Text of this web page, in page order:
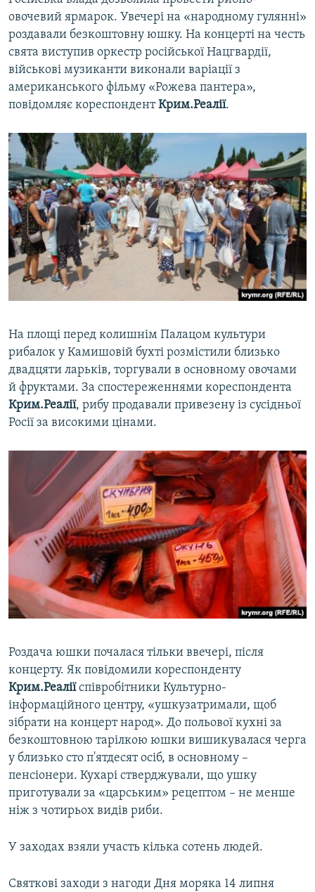
Усі сайти RFE/RL
овочевий ярмарок. Увечері на «народному гулянні»
роздавали безкоштовну юшку. На концерті на честь
свята виступив оркестр російської Нацгвардії,
військові музиканти виконали варіації з
американського фільму «Рожева пантера»,
повідомляє кореспондентКрим.Реалії.
На площі перед колишнім Палацом культури
рибалок у Камишовій бухті розмістили близько
двадцяти ларьків, торгували в основному овочами
й фруктами. За спостереженнями кореспондента
Крим.Реалії, рибу продавали привезену із сусідньої
Росії за високими цінами.
Роздача юшки почалася тільки ввечері, після
концерту. Як повідомили кореспонденту
Крим.Реаліїспівробітники Культурно-
інформаційного центру, «ушкузатримали, щоб
зібрати на концерт народ». До польової кухні за
безкоштовною тарілкою юшки вишикувалася черга
у близько сто п'ятдесят осіб, в основному –
пенсіонери. Кухарі стверджували, що ушку
приготували за «царським» рецептом – не менше
ніж з чотирьох видів риби.
У заходах взяли участь кілька сотень людей.
Святкові заходи з нагоди Дня моряка 14 липня